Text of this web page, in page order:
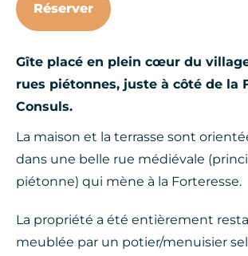
Gîte placé en plein cœur du
rues piétonnes, juste à côté de la
Consuls.
La maison et la terrasse sont
dans une belle rue médiévale
piétonne) qui mène à la Forteresse.
La propriété a été entièrement
meublée par un potier/menuisier
Réserver